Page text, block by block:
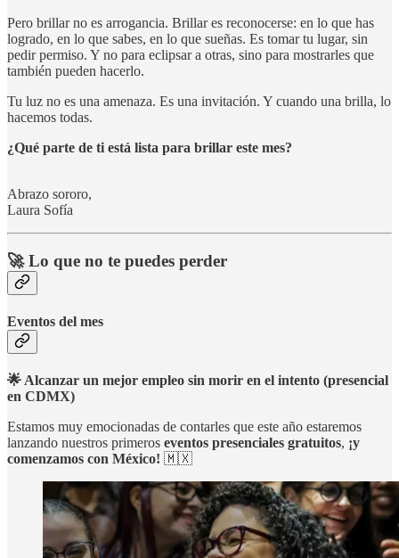
Pero brillar no es arrogancia. Brillar es reconocerse: en lo que has
logrado, en lo que sabes, en lo que sueñas. Es tomar tu lugar, sin
pedir permiso. Y no para eclipsar a otras, sino para mostrarles que
también pueden hacerlo.
Tu luz no es una amenaza. Es una invitación. Y cuando una brilla, lo
hacemos todas.
¿Qué parte de ti está lista para brillar este mes?
Abrazo sororo,
Laura Sofía
🚀 Lo que no te puedes perder
Eventos del mes
🌟 Alcanzar un mejor empleo sin morir en el intento (presencial
en CDMX)
Estamos muy emocionadas de contarles que este año estaremos
lanzando nuestros primeros eventos presenciales gratuitos, ¡y
comenzamos con México! 🇲🇽